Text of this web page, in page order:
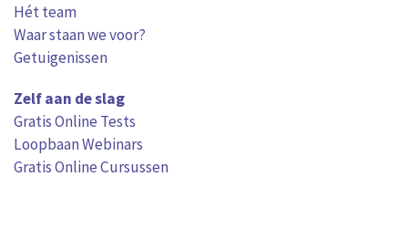
Hét team
Waar staan we voor?
Getuigenissen
Zelf aan de slag
Gratis Online Tests
Loopbaan Webinars
Gratis Online Cursussen